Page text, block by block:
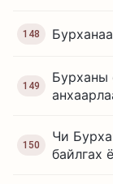
148
149
Бурханы
150
Чи
байлгах